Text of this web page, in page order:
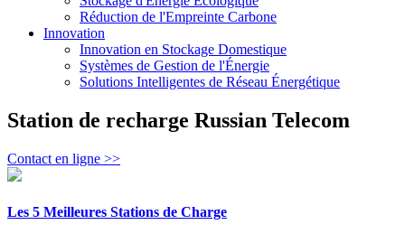
Réduction de l'Empreinte Carbone
Innovation
Innovation en Stockage Domestique
Systèmes de Gestion de l'Énergie
Solutions Intelligentes de Réseau Énergétique
Station de recharge Russian Telecom
Contact en ligne >>
Les 5 Meilleures Stations de Charge